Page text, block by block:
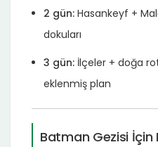
2 gün: Hasankeyf +
dokuları
3 gün: İlçeler + doğa
eklenmiş plan
Batman Gezisi İçin